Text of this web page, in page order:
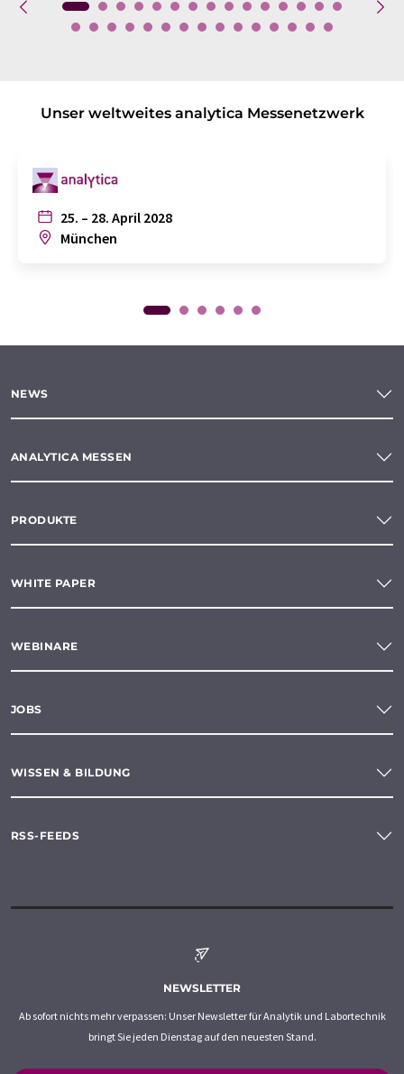
Unser weltweites analytica Messenetzwerk
25. – 28. April 2028
München
NEWS
ANALYTICA MESSEN
PRODUKTE
WHITE PAPER
WEBINARE
JOBS
WISSEN & BILDUNG
RSS-FEEDS
NEWSLETTER
Ab sofort nichts mehr verpassen: Unser Newsletter für Analytik und Labortechnik
bringt Sie jeden Dienstag auf den neuesten Stand.